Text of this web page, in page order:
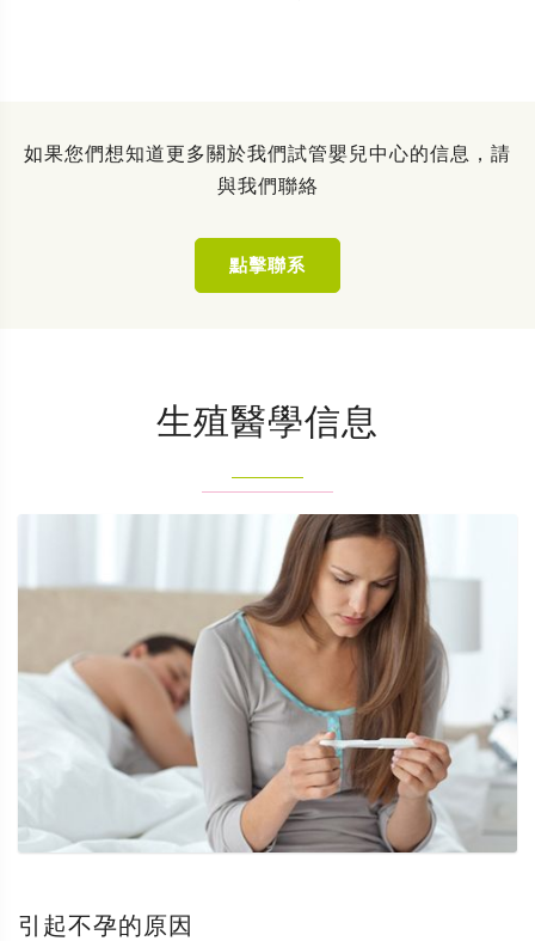
如果您們想知道更多關於我們試管嬰兒中心的信息，請
與我們聯絡
點擊聯系
生殖醫學信息
引起不孕的原因